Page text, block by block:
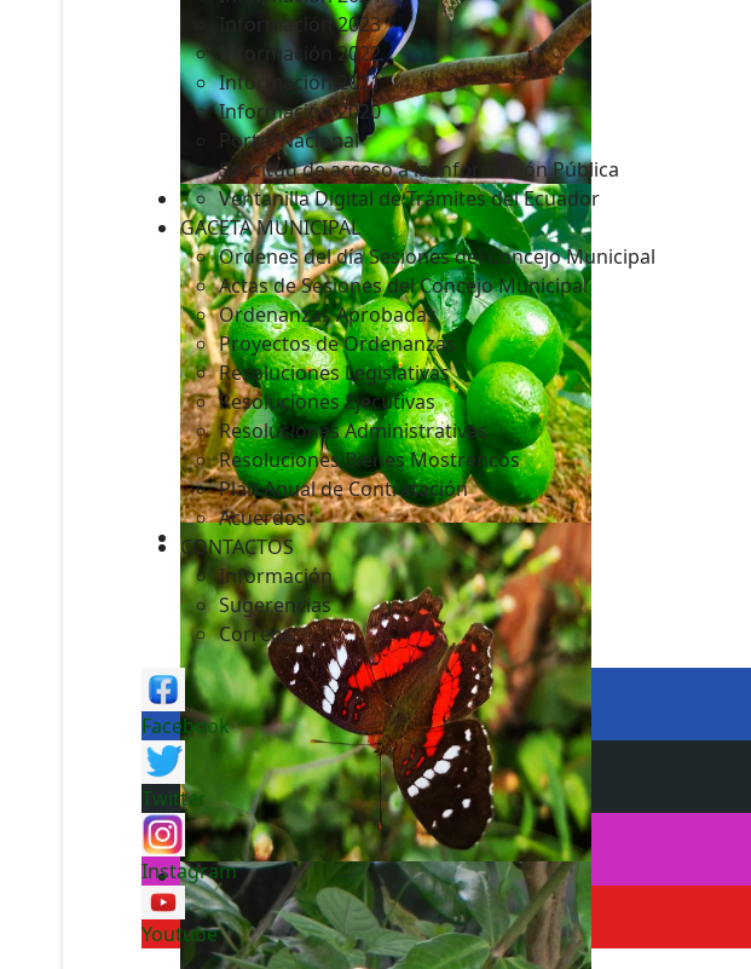
Información 2023
Información 2022
Información 2021
Información 2020
Portal Nacional
Solicitud de acceso a la Información Pública
Ventanilla Digital de Trámites del Ecuador
GACETA MUNICIPAL
Ordenes del día Sesiones del Concejo Municipal
Actas de Sesiones del Concejo Municipal
Ordenanzas Aprobadas
Proyectos de Ordenanzas
Resoluciones Legislativas
Resoluciones Ejecutivas
Resoluciones Administrativas
Resoluciones Bienes Mostrencos
Plan Anual de Contratación
Acuerdos
CONTACTOS
Información
Sugerencias
Correos
Facebook
Twitter
Instagram
Youtube